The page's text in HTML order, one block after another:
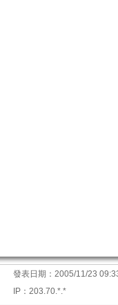
發表日期： 2005/11/23
IP ： 203.70.*.*